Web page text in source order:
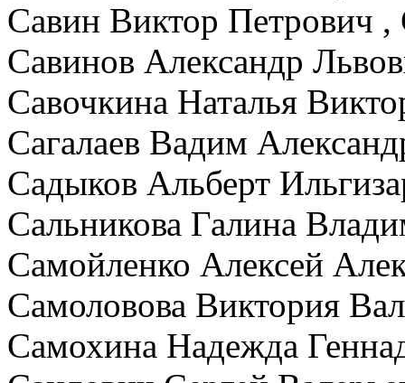
Савин Виктор Петрович
Савинов Александр
Савочкина Наталья
Сагалаев Вадим
Садыков Альберт
Сальникова Галина
Самойленко Алексей
Самоловова Виктория
Самохина Надежда